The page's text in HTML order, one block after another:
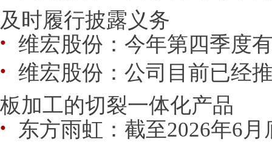
及时履行披露义务
● 维宏股份：今年第四季度
● 维宏股份：公司目前已经
板加工的切裂一体化产品
● 东方雨虹：截至2026年6